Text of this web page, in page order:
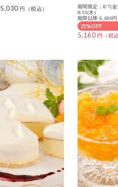
5,030
期間限定：8/7(金
8/13(木)
期間以降:6,600円
21%OFF
5,160